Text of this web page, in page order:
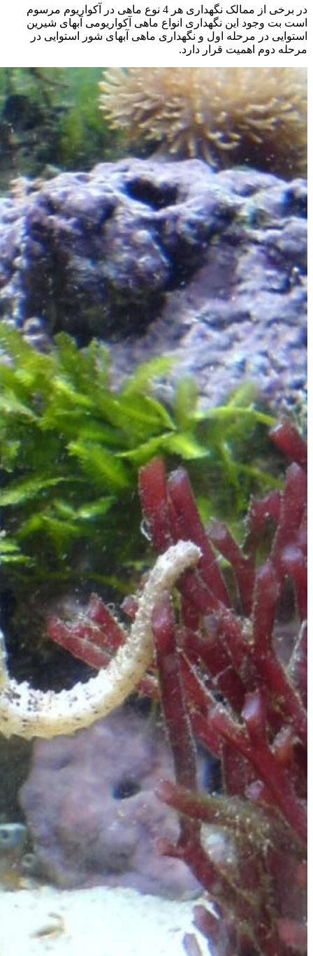
در برخی از ممالک نگهداری هر 4 نوع ماهی در آکواریوم مرسوم
است بت وجود این نگهداری انواع ماهی آکواریومی آبهای شیرین
استوایی در مرحله اول و نگهداری ماهی آبهای شور استوایی در
مرحله دوم اهمیت قرار دارد.